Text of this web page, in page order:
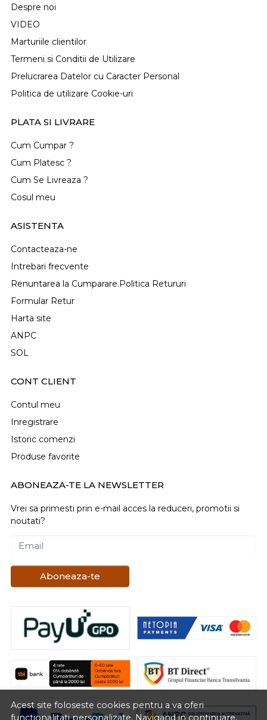
Acest site foloseste cookies pentru a va oferi
functionalitati personalizate. Navigand in continuare,
Despre noi
VIDEO
Marturiile clientilor
Termeni si Conditii de Utilizare
Prelucrarea Datelor cu Caracter Personal
Politica de utilizare Cookie-uri
PLATA SI LIVRARE
Cum Cumpar ?
Cum Platesc ?
Cum Se Livreaza ?
Cosul meu
ASISTENTA
Contacteaza-ne
Intrebari frecvente
Renuntarea la Cumparare.Politica Retururi
Formular Retur
Harta site
ANPC
SOL
CONT CLIENT
Contul meu
Inregistrare
Istoric comenzi
Produse favorite
ABONEAZA-TE LA NEWSLETTER
Vrei sa primesti prin e-mail acces la reduceri, promotii si
noutati?
Email
Aboneaza-te